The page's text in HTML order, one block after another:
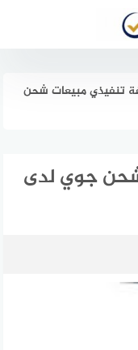
تنفيذي مبيعات شحن
جوي لدى